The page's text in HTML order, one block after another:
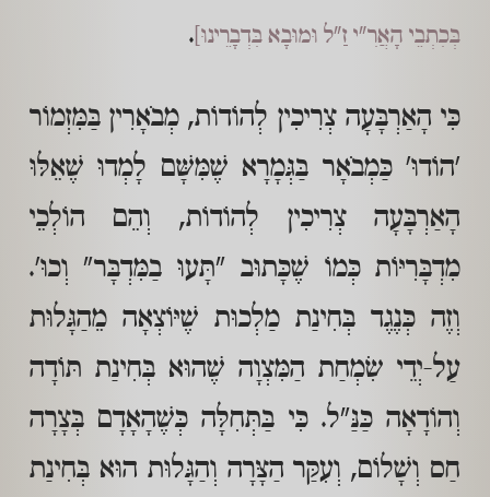
בְּכִתְבֵי הָאֲרִ"י זַ"ל וּמוּבָא בִּדְבָרֵינוּ] .
כִּי הָאַרְבָּעָה צְרִיכִין לְהוֹדוֹת, מְבֹאָרִין בַּמִּזְמוֹר
'הוֹדוּ' כַּמְבֹאָר בַּגְּמָרָא שֶׁמִּשָּׁם לָמְדוּ שֶׁאֵלּוּ
הָאַרְבָּעָה צְרִיכִין לְהוֹדוֹת, וְהֵם הוֹלְכֵי
מִדְבָּרִיּוֹת כְּמוֹ שֶׁכָּתוּב "תָּעוּ בַמִּדְבָּר" וְכוּ'.
וְזֶה כְּנֶגֶד בְּחִינַת מַלְכוּת שֶׁיּוֹצְאָה מֵהַגָּלוּת
עַל-יְדֵי שִׂמְחַת הַמִּצְוָה שֶׁהוּא בְּחִינַת תּוֹדָה
וְהוֹדָאָה כַּנַּ"ל. כִּי בַּתְּחִלָּה כְּשֶׁהָאָדָם בְּצָרָה
חַס וְשָׁלוֹם, וְעִקַּר הַצָּרָה וְהַגָּלוּת הוּא בְּחִינַת